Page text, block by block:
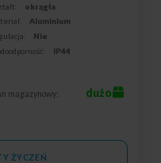
okrągła
Aluminium
Nie
IP44
magazynowy: dużo
ŻYCZEŃ